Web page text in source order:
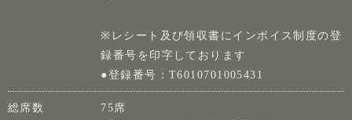
※レシート及び領収書にインボイス制度の登
録番号を印字しております
●登録番号：T6010701005431
総席数
75席